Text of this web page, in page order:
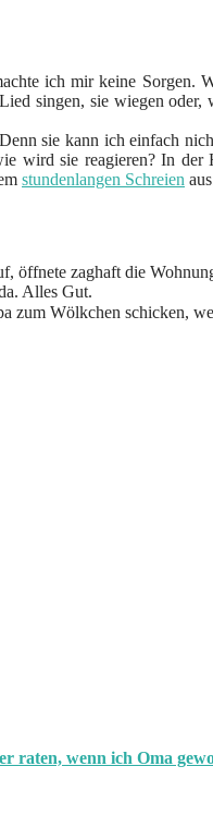
ich mir keine
singen, sie wiegen
sie kann ich einfach
wird sie reagieren? In
stundenlangen Schreien
öffnete zaghaft die
Alles Gut.
zum Wölkchen schicken,
raten, wenn ich Oma